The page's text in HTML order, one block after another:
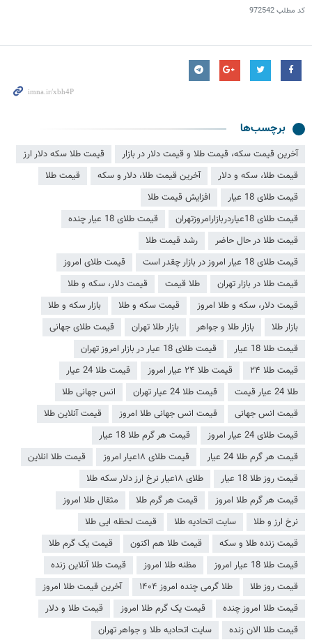
کد مطلب972542
برچسب‌ها
آخرین قیمت سکه، قیمت طلا و قیمت دلار در بازار
قیمت طلا سکه دلار ارز
قیمت طلا، سکه و دلار
آخرین قیمت طلا، دلار و سکه
قیمت طلا
قیمت طلای 18 عیار
افزایش قیمت طلا
قیمت طلای 18عیاردربازارامروزتهران
قیمت طلای 18 عیار چنده
قیمت طلا در حال حاضر
رشد قیمت طلا
قیمت طلای 18 عیار امروز در بازار چقدر است
قیمت طلای امروز
قیمت طلا در بازار تهران
طلا قیمت
قیمت دلار، سکه و طلا
قیمت دلار، سکه و طلا امروز
قیمت سکه و طلا
بازار سکه و طلا
بازار طلا
بازار طلا و جواهر بازار طلا تهران
قیمت طلای جهانی
قیمت طلا 18 عیار
قیمت طلای 18 عیار در بازار امروز تهران
قیمت طلا ۲۴
قیمت طلا ۲۴ عیار امروز
قیمت طلا 24 عیار
طلا 24 عیار قیمت
قیمت طلا 24 عیار تهران
انس جهانی طلا
قیمت انس جهانی
قیمت انس جهانی طلا امروز
قیمت آنلاین طلا
قیمت طلای 24 عیار امروز
قیمت هر گرم طلا 18 عیار
قیمت هر گرم طلا 24 عیار
قیمت طلای ۱۸عیار امروز
قیمت طلا انلاین
قیمت روز طلا 18 عیار
طلای ۱۸عیار نرخ ارز دلار سکه طلا
قیمت هر گرم طلا امروز
قیمت هر گرم طلا
مثقال طلا امروز
نرخ ارز و طلا
سایت اتحادیه طلا
قیمت لحظه ایی طلا
قیمت زنده طلا و سکه
قیمت طلا هم اکنون
قیمت یک گرم طلا
قیمت طلا 18 عیار امروز
مظنه طلا امروز
قیمت طلا آنلاین زنده
قیمت روز طلا
طلا گرمی چنده امروز ۱۴۰۴
آخرین قیمت طلا امروز
قیمت طلا امروز چنده
قیمت یک گرم طلا امروز
قیمت طلا و دلار
قیمت طلا الان زنده
سایت اتحادیه طلا و جواهر تهران